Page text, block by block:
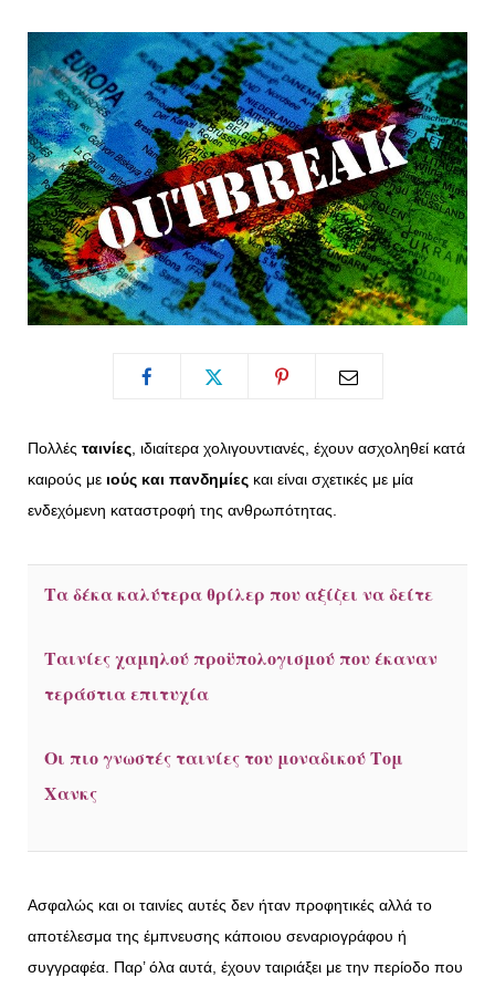
o
k
t
e
r
)
r
a
m
e
s
t
Πολλές ταινίες, ιδιαίτερα χολιγουντιανές, έχουν ασχοληθεί κατά
καιρούς με ιούς και πανδημίες και είναι σχετικές με μία
ενδεχόμενη καταστροφή της ανθρωπότητας.
Τα δέκα καλύτερα θρίλερ που αξίζει να δείτε
Ταινίες χαμηλού προϋπολογισμού που έκαναν
τεράστια επιτυχία
Οι πιο γνωστές ταινίες του μοναδικού Τομ
Χανκς
Ασφαλώς και οι ταινίες αυτές δεν ήταν προφητικές αλλά το
αποτέλεσμα της έμπνευσης κάποιου σεναριογράφου ή
συγγραφέα. Παρ’ όλα αυτά, έχουν ταιριάξει με την περίοδο που